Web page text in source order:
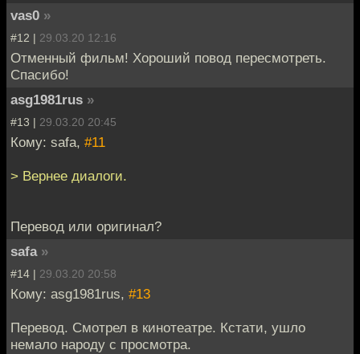
vas0 »
#12 | 29.03.20 12:16
Отменный фильм! Хороший повод пересмотреть.
Спасибо!
asg1981rus »
#13 | 29.03.20 20:45
Кому: safa, #11
> Вернее диалоги.
Перевод или оригинал?
safa »
#14 | 29.03.20 20:58
Кому: asg1981rus, #13
Перевод. Смотрел в кинотеатре. Кстати, ушло
немало народу с просмотра.